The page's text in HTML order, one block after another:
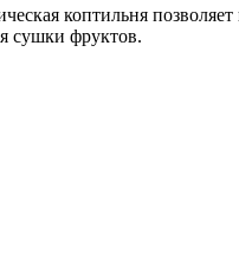
коптильня
сушки фруктов.